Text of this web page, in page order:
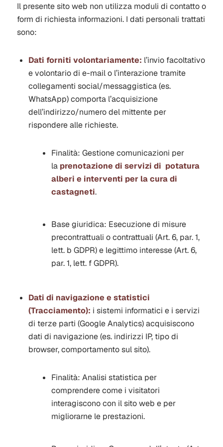
Il presente sito web non utilizza moduli di contatto o
form di richiesta informazioni. I dati personali trattati
sono:
Dati forniti volontariamente: l’invio facoltativo
e volontario di e-mail o l’interazione tramite
collegamenti social/messaggistica (es.
WhatsApp) comporta l’acquisizione
dell’indirizzo/numero del mittente per
rispondere alle richieste.
Finalità: Gestione comunicazioni per
la prenotazione di servizi di potatura
alberi e interventi per la cura di
castagneti.
Base giuridica: Esecuzione di misure
precontrattuali o contrattuali (Art. 6, par. 1,
lett. b GDPR) e legittimo interesse (Art. 6,
par. 1, lett. f GDPR).
Dati di navigazione e statistici
(Tracciamento): i sistemi informatici e i servizi
di terze parti (Google Analytics) acquisiscono
dati di navigazione (es. indirizzi IP, tipo di
browser, comportamento sul sito).
Finalità: Analisi statistica per
comprendere come i visitatori
interagiscono con il sito web e per
migliorarne le prestazioni.